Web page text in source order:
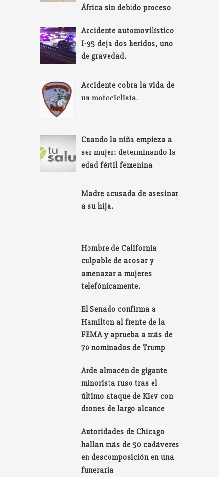
África sin debido proceso
Accidente automovilístico
I-95 deja dos heridos, uno
de gravedad.
Accidente cobra la vida de
un motociclista.
Cuando la niña empieza a
ser mujer: determinando la
edad fértil femenina
Madre acusada de asesinar
a su hija.
Hombre de California
culpable de acosar y
amenazar a mujeres
telefónicamente.
El Senado confirma a
Hamilton al frente de la
FEMA y aprueba a más de
70 nominados de Trump
Arde almacén de gigante
minorista ruso tras el
último ataque de Kiev con
drones de largo alcance
Autoridades de Chicago
hallan más de 50 cadáveres
en descomposición en una
funeraria